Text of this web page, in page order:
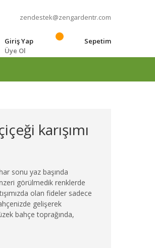
zendestek@zengardentr.com
Giriş Yap
Üye Ol
Sepetim
karışımı
sonu yaz başında
görülmedik renklerde
olan fideler sadece
gelişerek
bahçe toprağında,